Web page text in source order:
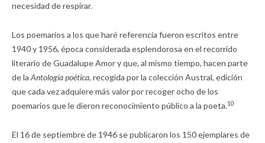
necesidad de respirar.
Los poemarios a los que haré referencia fueron escritos entre
1940 y 1956, época considerada esplendorosa en el recorrido
literario de Guadalupe Amor y que, al mismo tiempo, hacen parte
de la Antología poética, recogida por la colección Austral, edición
que cada vez adquiere más valor por recoger ocho de los
poemarios que le dieron reconocimiento público a la poeta.10
El 16 de septiembre de 1946 se publicaron los 150 ejemplares de